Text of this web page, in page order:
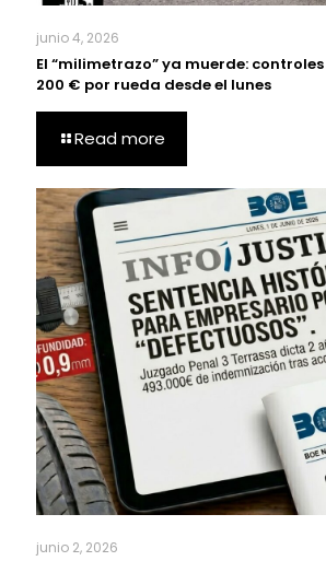
junio 4, 2026
El “milimetrazo” ya muerde:
200 € por rueda desde el lunes
Read more
junio 2, 2026